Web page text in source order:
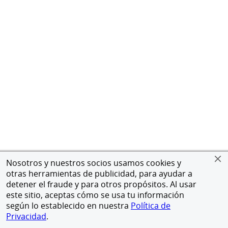
Nosotros y nuestros socios usamos cookies y
otras herramientas de publicidad, para ayudar a
detener el fraude y para otros propósitos. Al usar
este sitio, aceptas cómo se usa tu información
según lo establecido en nuestra Política de
Privacidad.